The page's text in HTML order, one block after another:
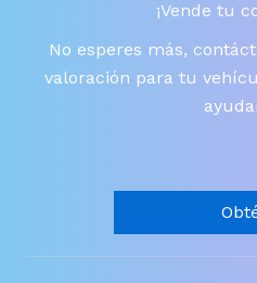
¡Vende tu
No esperes más,
valoración para tu